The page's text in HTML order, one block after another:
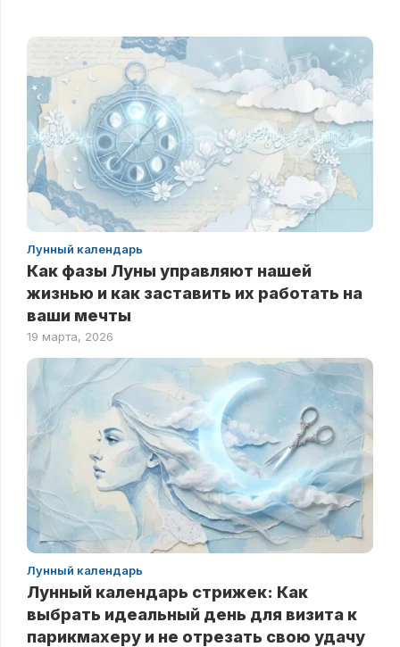
Лунный календарь
Как фазы Луны управляют нашей
жизнью и как заставить их работать на
ваши мечты
19 марта, 2026
Лунный календарь
Лунный календарь стрижек: Как
выбрать идеальный день для визита к
парикмахеру и не отрезать свою удачу